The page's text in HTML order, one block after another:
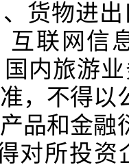
货物进
互联网信
内旅游
，不得以
品和金
对所投